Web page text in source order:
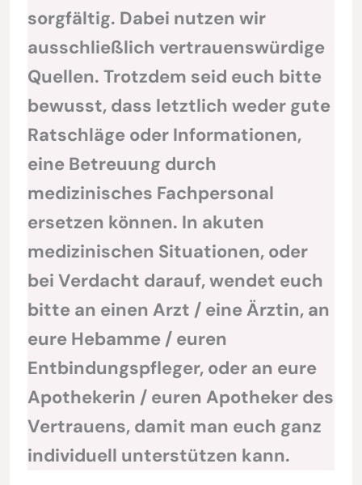
sorgfältig. Dabei nutzen wir
ausschließlich vertrauenswürdige
Quellen. Trotzdem seid euch bitte
bewusst, dass letztlich weder gute
Ratschläge oder Informationen,
eine Betreuung durch
medizinisches Fachpersonal
ersetzen können. In akuten
medizinischen Situationen, oder
bei Verdacht darauf, wendet euch
bitte an einen Arzt / eine Ärztin, an
eure Hebamme / euren
Entbindungspfleger, oder an eure
Apothekerin / euren Apotheker des
Vertrauens, damit man euch ganz
individuell unterstützen kann.